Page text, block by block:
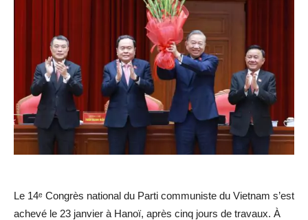
Le 14ᵉ Congrès national du Parti communiste du Vietnam s’est
achevé le 23 janvier à Hanoï, après cinq jours de travaux. À